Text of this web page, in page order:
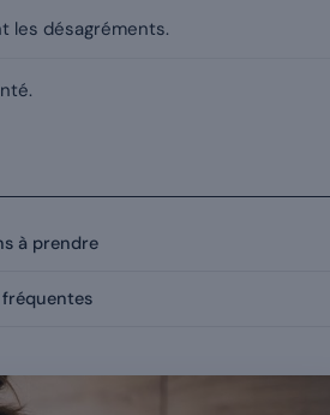
les désagréments.
à prendre